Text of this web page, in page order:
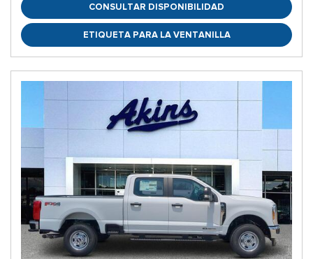
CONSULTAR DISPONIBILIDAD
ETIQUETA PARA LA VENTANILLA